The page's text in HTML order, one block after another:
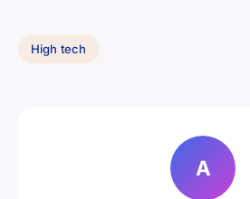
High tech
A